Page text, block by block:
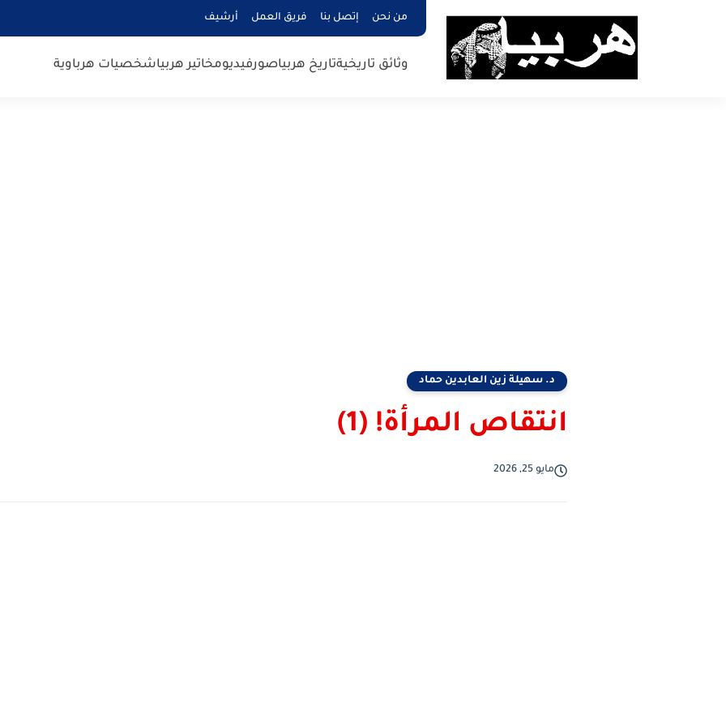
من نحن إتصل بنا فريق العمل أرشيف
وثائق تاريخيةتاريخ هربياصورفيديومخاتير هربياشخصيات هرباوية
د. سهيلة زين العابدين حماد
انتقاص المرأة! (1)
مايو 25, 2026